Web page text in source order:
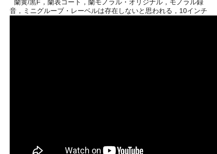
蘭黄/黒F，蘭表コート，蘭モノラル・オリジナル，モノラル録
音，ミニグルーブ・レーベルは存在しないと思われる，10インチ